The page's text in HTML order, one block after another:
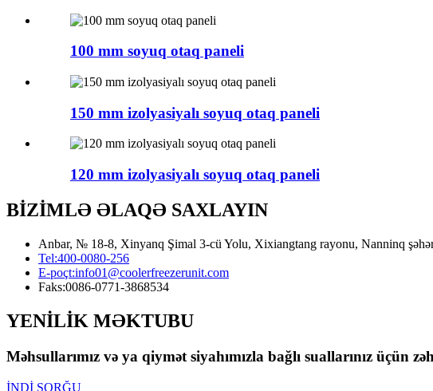
100 mm soyuq otaq paneli
150 mm izolyasiyalı soyuq otaq paneli
120 mm izolyasiyalı soyuq otaq paneli
BİZİMLƏ ƏLAQƏ SAXLAYIN
Anbar, № 18-8, Xinyanq Şimal 3-cü Yolu, Xixiangtang rayonu, Nanninq
Tel:400-0080-256
E-poçt:info01@coolerfreezerunit.com
Faks:0086-0771-3868534
YENİLİK MƏKTUBU
Məhsullarımız və ya qiymət siyahımızla bağlı suallarınız üçün
İNDİ SORĞU